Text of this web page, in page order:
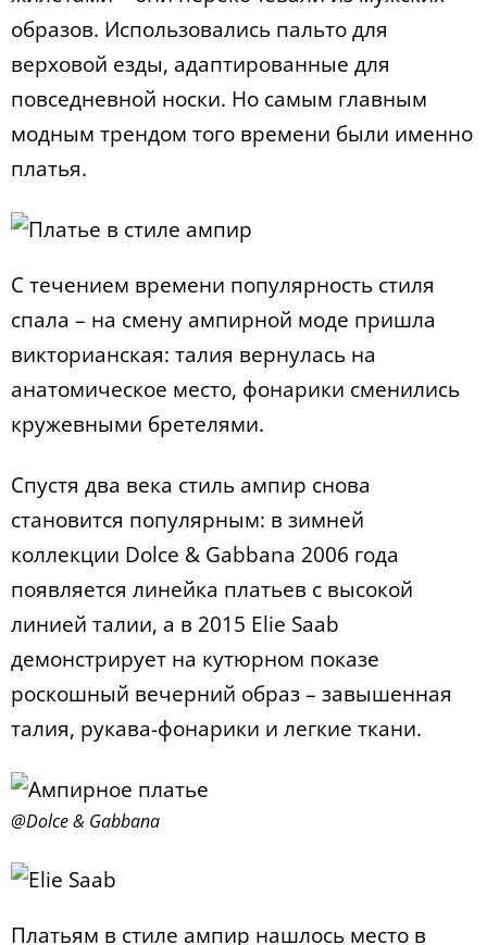
образов. Использовались пальто для
верховой езды, адаптированные для
повседневной носки. Но самым главным
модным трендом того времени были именно
платья.
С течением времени популярность стиля
спала – на смену ампирной моде пришла
викторианская: талия вернулась на
анатомическое место, фонарики сменились
кружевными бретелями.
Спустя два века стиль ампир снова
становится популярным: в зимней
коллекции Dolce & Gabbana 2006 года
появляется линейка платьев c высокой
линией талии, а в 2015 Elie Saab
демонстрирует на кутюрном показе
роскошный вечерний образ – завышенная
талия, рукава-фонарики и легкие ткани.
@Dolce & Gabbana
Платьям в стиле ампир нашлось место в